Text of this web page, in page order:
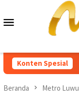
Mobile
Konten Spesial
Beranda Metro Luwu